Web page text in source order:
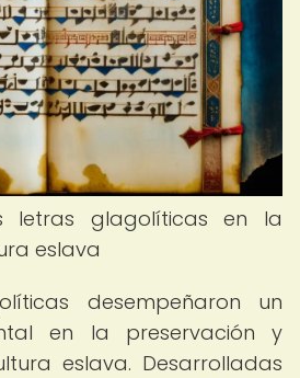
letras glagolíticas en la
eslava
desempeñaron un
en la preservación y
eslava. Desarrolladas